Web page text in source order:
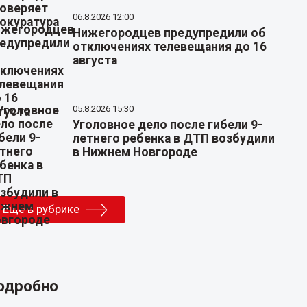
06.8.2026 12:00
Нижегородцев предупредили об
отключениях телевещания до 16
августа
05.8.2026 15:30
Уголовное дело после гибели 9-
летнего ребенка в ДТП возбудили
в Нижнем Новгороде
Еще в рубрике